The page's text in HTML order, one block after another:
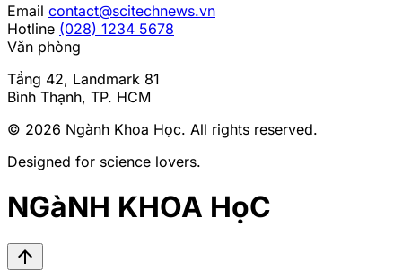
Email contact@scitechnews.vn
Hotline (028) 1234 5678
Văn phòng
Tầng 42, Landmark 81
Bình Thạnh, TP. HCM
© 2026 Ngành Khoa Học. All rights reserved.
Designed for science lovers.
NGàNH KHOA HọC
arrow_upward